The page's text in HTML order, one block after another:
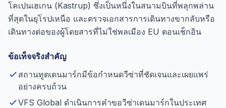
โคเปนเฮเกน (Kastrup) ซึ่งเป็นหนึ่งในสนามบินที่พลุกพล่าน
ที่สุดในยุโรปเหนือ และตรวจเอกสารการเดินทางขากลับหรือ
เดินทางต่อของผู้โดยสารที่ไม่ใช่พลเมือง EU ตอนเช็กอิน
ข้อเท็จจริงสำคัญ
สถานทูตเดนมาร์กมีข้อกำหนดวีซ่าที่ชัดเจนและเผยแพร่
อย่างครบถ้วน
VFS Global ดำเนินการคำขอวีซ่าเดนมาร์กในประเทศ